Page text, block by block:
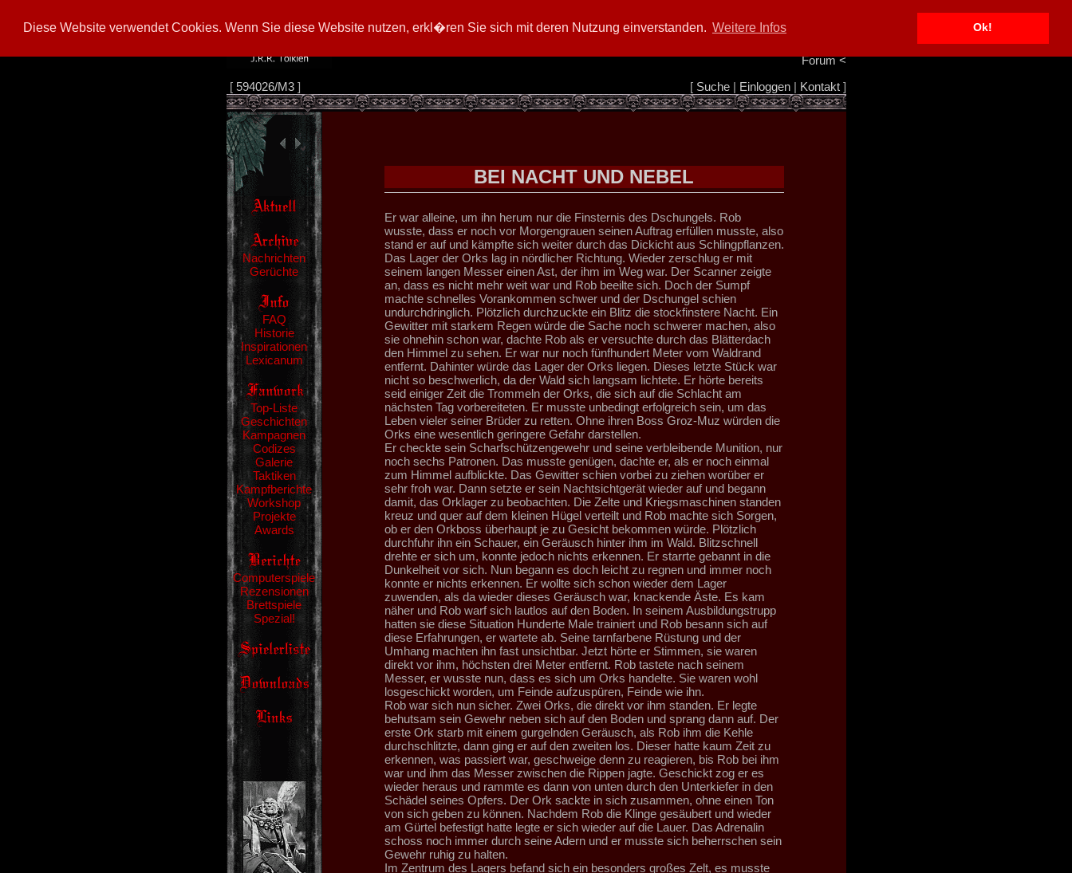
Diese Website verwendet Cookies. Wenn Sie diese Website nutzen, erkl�ren Sie sich mit deren Nutzung einverstanden. Weitere Infos Ok!
Info/Impressum
Forum<
[ 594026/M3] [ Suche| Einloggen| Kontakt]
Nachrichten
Gerüchte
FAQ
Historie
Inspirationen
Lexicanum
Top-Liste
Geschichten
Kampagnen
Codizes
Galerie
Taktiken
Kampfberichte
Workshop
Projekte
Awards
Computerspiele
Rezensionen
Brettspiele
Spezial!
BEI NACHT UND NEBEL
Er war alleine, um ihn herum nur die Finsternis des Dschungels. Rob
wusste, dass er noch vor Morgengrauen seinen Auftrag erfüllen musste, also
stand er auf und kämpfte sich weiter durch das Dickicht aus Schlingpflanzen.
Das Lager der Orks lag in nördlicher Richtung. Wieder zerschlug er mit
seinem langen Messer einen Ast, der ihm im Weg war. Der Scanner zeigte
an, dass es nicht mehr weit war und Rob beeilte sich. Doch der Sumpf
machte schnelles Vorankommen schwer und der Dschungel schien
undurchdringlich. Plötzlich durchzuckte ein Blitz die stockfinstere Nacht. Ein
Gewitter mit starkem Regen würde die Sache noch schwerer machen, also
sie ohnehin schon war, dachte Rob als er versuchte durch das Blätterdach
den Himmel zu sehen. Er war nur noch fünfhundert Meter vom Waldrand
entfernt. Dahinter würde das Lager der Orks liegen. Dieses letzte Stück war
nicht so beschwerlich, da der Wald sich langsam lichtete. Er hörte bereits
seid einiger Zeit die Trommeln der Orks, die sich auf die Schlacht am
nächsten Tag vorbereiteten. Er musste unbedingt erfolgreich sein, um das
Leben vieler seiner Brüder zu retten. Ohne ihren Boss Groz-Muz würden die
Orks eine wesentlich geringere Gefahr darstellen.
Er checkte sein Scharfschützengewehr und seine verbleibende Munition, nur
noch sechs Patronen. Das musste genügen, dachte er, als er noch einmal
zum Himmel aufblickte. Das Gewitter schien vorbei zu ziehen worüber er
sehr froh war. Dann setzte er sein Nachtsichtgerät wieder auf und begann
damit, das Orklager zu beobachten. Die Zelte und Kriegsmaschinen standen
kreuz und quer auf dem kleinen Hügel verteilt und Rob machte sich Sorgen,
ob er den Orkboss überhaupt je zu Gesicht bekommen würde. Plötzlich
durchfuhr ihn ein Schauer, ein Geräusch hinter ihm im Wald. Blitzschnell
drehte er sich um, konnte jedoch nichts erkennen. Er starrte gebannt in die
Dunkelheit vor sich. Nun begann es doch leicht zu regnen und immer noch
konnte er nichts erkennen. Er wollte sich schon wieder dem Lager
zuwenden, als da wieder dieses Geräusch war, knackende Äste. Es kam
näher und Rob warf sich lautlos auf den Boden. In seinem Ausbildungstrupp
hatten sie diese Situation Hunderte Male trainiert und Rob besann sich auf
diese Erfahrungen, er wartete ab. Seine tarnfarbene Rüstung und der
Umhang machten ihn fast unsichtbar. Jetzt hörte er Stimmen, sie waren
direkt vor ihm, höchsten drei Meter entfernt. Rob tastete nach seinem
Messer, er wusste nun, dass es sich um Orks handelte. Sie waren wohl
losgeschickt worden, um Feinde aufzuspüren, Feinde wie ihn.
Rob war sich nun sicher. Zwei Orks, die direkt vor ihm standen. Er legte
behutsam sein Gewehr neben sich auf den Boden und sprang dann auf. Der
erste Ork starb mit einem gurgelnden Geräusch, als Rob ihm die Kehle
durchschlitzte, dann ging er auf den zweiten los. Dieser hatte kaum Zeit zu
erkennen, was passiert war, geschweige denn zu reagieren, bis Rob bei ihm
war und ihm das Messer zwischen die Rippen jagte. Geschickt zog er es
wieder heraus und rammte es dann von unten durch den Unterkiefer in den
Schädel seines Opfers. Der Ork sackte in sich zusammen, ohne einen Ton
von sich geben zu können. Nachdem Rob die Klinge gesäubert und wieder
am Gürtel befestigt hatte legte er sich wieder auf die Lauer. Das Adrenalin
schoss noch immer durch seine Adern und er musste sich beherrschen sein
Gewehr ruhig zu halten.
Im Zentrum des Lagers befand sich ein besonders großes Zelt, es musste